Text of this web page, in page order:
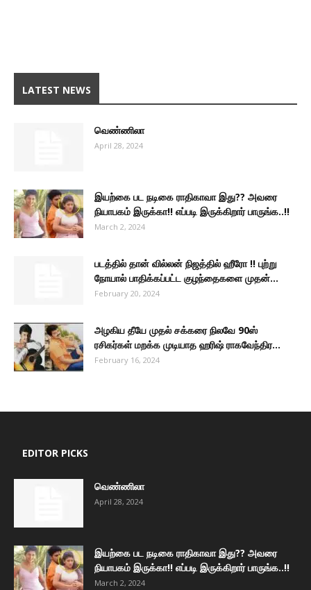
LATEST NEWS
வெண்ணிலா
April 28, 2024
இயற்கை பட நடிகை ராதிகாவா இது?? அவரை
நியாபகம் இருக்கா!! எப்படி இருக்கிறார் பாருங்க..!!
March 2, 2024
படத்தில் தான் வில்லன் நிஜத்தில் ஹீரோ !! புற்று
நோயால் பாதிக்கப்பட்ட குழந்தைகளை முதன்...
February 20, 2024
அழகிய தீயே முதல் சக்கரை நிலவே 90ஸ்
ரசிகர்கள் மறக்க முடியாத ஹரிஷ் ராகவேந்திர...
February 16, 2024
EDITOR PICKS
வெண்ணிலா
April 28, 2024
இயற்கை பட நடிகை ராதிகாவா இது?? அவரை
நியாபகம் இருக்கா!! எப்படி இருக்கிறார் பாருங்க..!!
March 2, 2024